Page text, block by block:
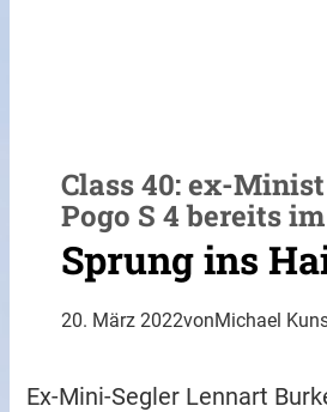
Class 40: ex-
Pogo S 4 bereits
Sprung ins
20. März 2022vonMichael
Ex-Mini-Segler Lennart